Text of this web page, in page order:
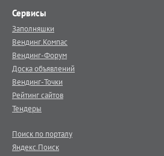
Сервисы
Заполняшки
Вендинг.Компас
Вендинг-Форум
Доска объявлений
Вендинг-Точки
Рейтинг сайтов
Тендеры
Поиск по порталу
Яндекс.Поиск